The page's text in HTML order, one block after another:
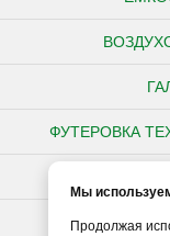
ФУТЕРОВКА
Мы
Продолжая